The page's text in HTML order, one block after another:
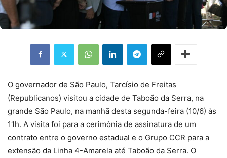
O governador de São Paulo, Tarcísio de Freitas
(Republicanos) visitou a cidade de Taboão da Serra, na
grande São Paulo, na manhã desta segunda-feira (10/6) às
11h. A visita foi para a cerimônia de assinatura de um
contrato entre o governo estadual e o Grupo CCR para a
extensão da Linha 4-Amarela até Taboão da Serra. O